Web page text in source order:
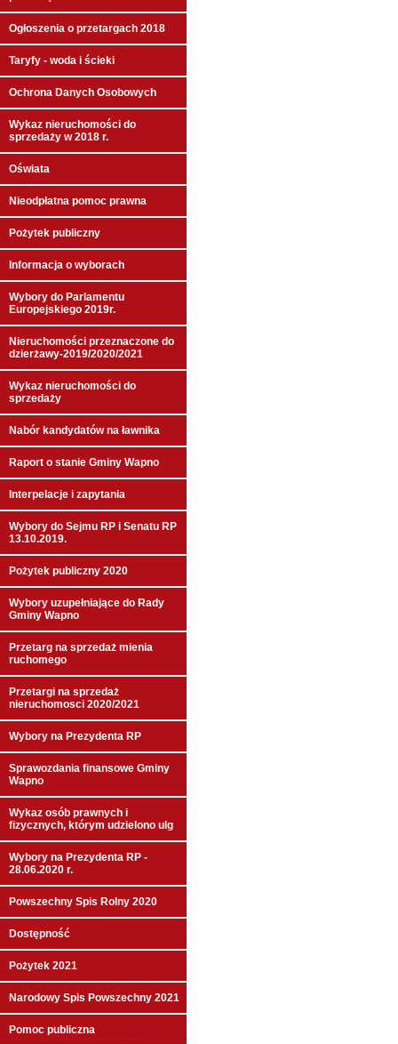
Ogłoszenia o przetargach 2018
Taryfy - woda i ścieki
Ochrona Danych Osobowych
Wykaz nieruchomości do
sprzedaży w 2018 r.
Oświata
Nieodpłatna pomoc prawna
Pożytek publiczny
Informacja o wyborach
Wybory do Parlamentu
Europejskiego 2019r.
Nieruchomości przeznaczone do
dzierżawy-2019/2020/2021
Wykaz nieruchomości do
sprzedaży
Nabór kandydatów na ławnika
Raport o stanie Gminy Wapno
Interpelacje i zapytania
Wybory do Sejmu RP i Senatu RP
13.10.2019.
Pożytek publiczny 2020
Wybory uzupełniające do Rady
Gminy Wapno
Przetarg na sprzedaż mienia
ruchomego
Przetargi na sprzedaż
nieruchomosci 2020/2021
Wybory na Prezydenta RP
Sprawozdania finansowe Gminy
Wapno
Wykaz osób prawnych i
fizycznych, którym udzielono ulg
Wybory na Prezydenta RP -
28.06.2020 r.
Powszechny Spis Rolny 2020
Dostępność
Pożytek 2021
Narodowy Spis Powszechny 2021
Pomoc publiczna